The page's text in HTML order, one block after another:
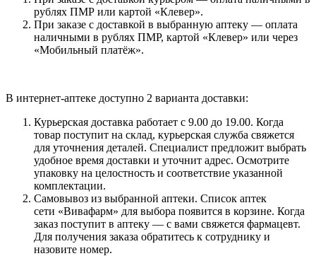
рублях ПМР или картой «Клевер».
При заказе с доставкой в выбранную аптеку — оплата
наличными в рублях ПМР, картой «Клевер» или через
«Мобильный платёж».
В интернет-аптеке доступно 2 варианта доставки:
Курьерская доставка работает с 9.00 до 19.00. Когда
товар поступит на склад, курьерская служба свяжется
для уточнения деталей. Специалист предложит выбрать
удобное время доставки и уточнит адрес. Осмотрите
упаковку на целостность и соответствие указанной
комплектации.
Самовывоз из выбранной аптеки. Список аптек
сети «Вивафарм» для выбора появится в корзине. Когда
заказ поступит в аптеку — с вами свяжется фармацевт.
Для получения заказа обратитесь к сотруднику и
назовите номер.